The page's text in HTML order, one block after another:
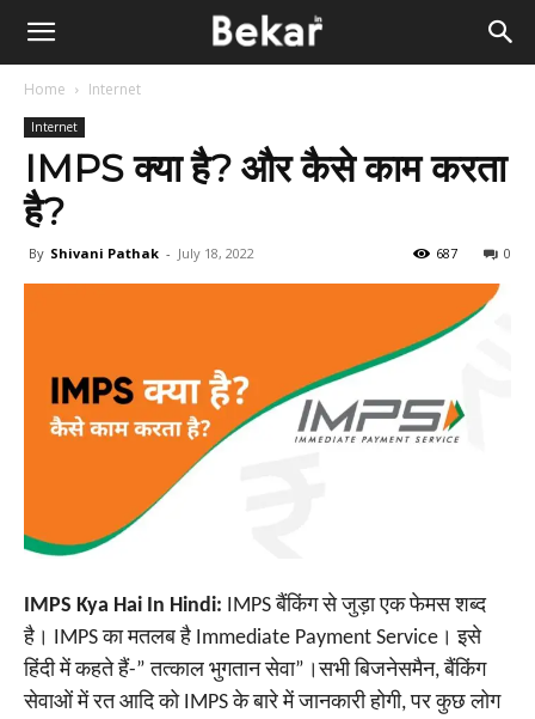
Home Internet
Internet
IMPS क्या है? और कैसे काम करता
है?
By Shivani Pathak - July 18, 2022 0
687
IMPS Kya Hai In Hindi:
IMPS बैंकिंग से जुड़ा एक फेमस शब्द
है। IMPS का मतलब है Immediate Payment Service। इसे
हिंदी में कहते हैं-” तत्काल भुगतान सेवा”।सभी बिजनेसमैन, बैंकिंग
सेवाओं में रत आदि को IMPS के बारे में जानकारी होगी, पर कुछ लोग